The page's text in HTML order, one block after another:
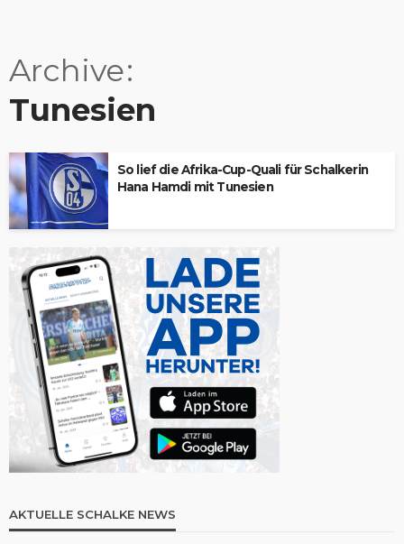
Archive
Tunesien
So lief die Afrika-Cup-Quali für Schalkerin
Hana Hamdi mit Tunesien
AKTUELLE SCHALKE NEWS